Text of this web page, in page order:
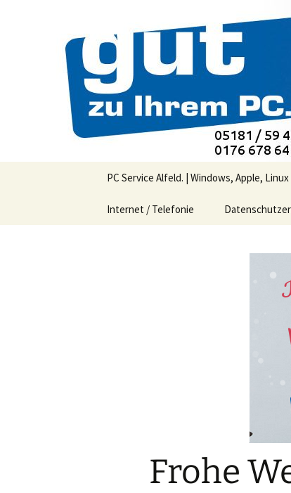
EDV-
0176 678
Zum
springen
PC Service Alfeld. | Windows, Apple, Linux
Internet / Telefonie
Frohe